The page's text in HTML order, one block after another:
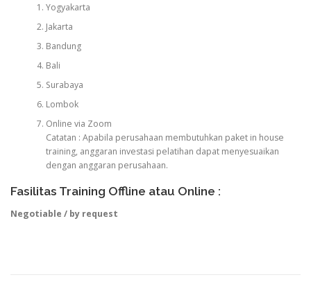
Yogyakarta
Jakarta
Bandung
Bali
Surabaya
Lombok
Online via Zoom
Catatan : Apabila perusahaan membutuhkan paket in house
training, anggaran investasi pelatihan dapat menyesuaikan
dengan anggaran perusahaan.
Fasilitas Training Offline atau Online :
Negotiable / by request